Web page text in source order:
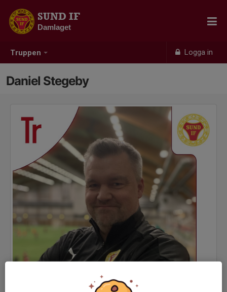
Truppen Logga in
SUND IF
Damlaget
Daniel Stegeby